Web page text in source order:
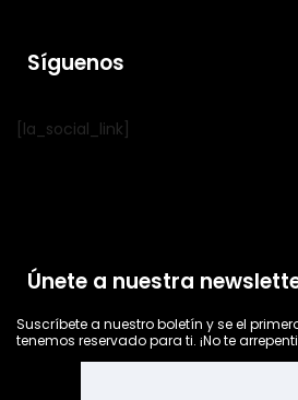
Síguenos
[la_social_link]
Únete a nuestra
Suscríbete a nuestro boletín y se el
tenemos reservado para ti. ¡No te